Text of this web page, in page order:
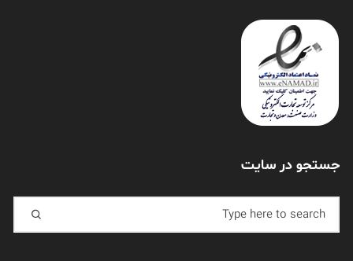
جستجو در سایت
Search for: